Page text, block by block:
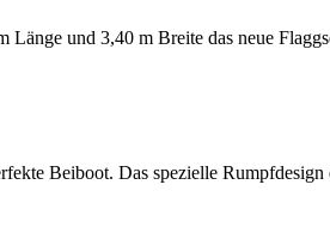
und 3,40 m Breite das neue
Beiboot. Das spezielle